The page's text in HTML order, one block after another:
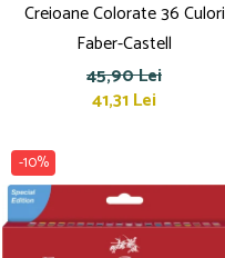
Tempera și Guașe
Tăiere și lipire
Creioane Colorate 36 Culori
Faber-Castell
45,90 Lei
41,31 Lei
-10%